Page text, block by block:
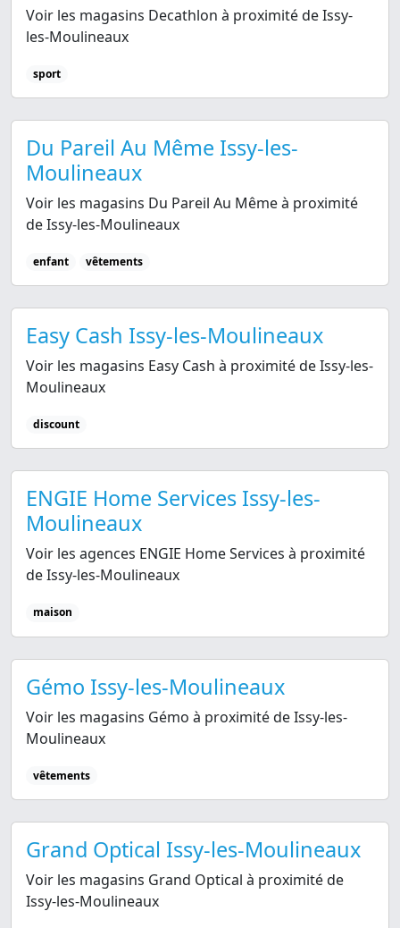
Voir les magasins Decathlon à proximité de Issy-
les-Moulineaux
sport
Du Pareil Au Même Issy-les-
Moulineaux
Voir les magasins Du Pareil Au Même à proximité
de Issy-les-Moulineaux
enfant vêtements
Easy Cash Issy-les-Moulineaux
Voir les magasins Easy Cash à proximité de Issy-les-
Moulineaux
discount
ENGIE Home Services Issy-les-
Moulineaux
Voir les agences ENGIE Home Services à proximité
de Issy-les-Moulineaux
maison
Gémo Issy-les-Moulineaux
Voir les magasins Gémo à proximité de Issy-les-
Moulineaux
vêtements
Grand Optical Issy-les-Moulineaux
Voir les magasins Grand Optical à proximité de
Issy-les-Moulineaux